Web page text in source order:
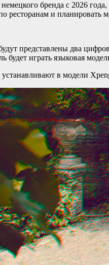
бренда с 2026
ресторанам и
представлены два
играть языковая
в модели